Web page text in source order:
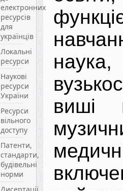
електронних
ресурсів
для
українців
Локальні
ресурси
Наукові
ресурси
України
Ресурси
вільного
доступу
Патенти,
стандарти,
будівельні
норми
виші